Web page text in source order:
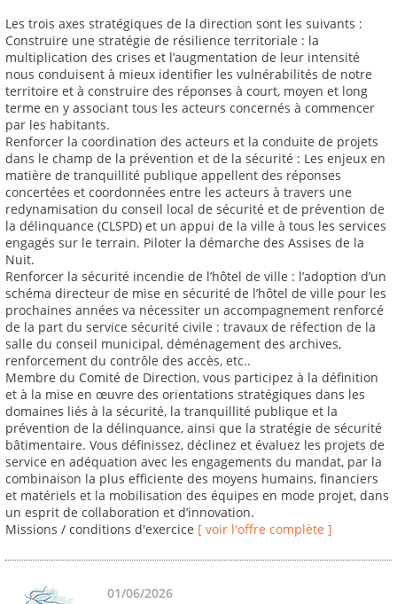
Les trois axes stratégiques de la direction sont les suivants :
Construire une stratégie de résilience territoriale : la
multiplication des crises et l’augmentation de leur intensité
nous conduisent à mieux identifier les vulnérabilités de notre
territoire et à construire des réponses à court, moyen et long
terme en y associant tous les acteurs concernés à commencer
par les habitants.
Renforcer la coordination des acteurs et la conduite de projets
dans le champ de la prévention et de la sécurité : Les enjeux en
matière de tranquillité publique appellent des réponses
concertées et coordonnées entre les acteurs à travers une
redynamisation du conseil local de sécurité et de prévention de
la délinquance (CLSPD) et un appui de la ville à tous les services
engagés sur le terrain. Piloter la démarche des Assises de la
Nuit.
Renforcer la sécurité incendie de l’hôtel de ville : l’adoption d’un
schéma directeur de mise en sécurité de l’hôtel de ville pour les
prochaines années va nécessiter un accompagnement renforcé
de la part du service sécurité civile : travaux de réfection de la
salle du conseil municipal, déménagement des archives,
renforcement du contrôle des accès, etc..
Membre du Comité de Direction, vous participez à la définition
et à la mise en œuvre des orientations stratégiques dans les
domaines liés à la sécurité, la tranquillité publique et la
prévention de la délinquance, ainsi que la stratégie de sécurité
bâtimentaire. Vous définissez, déclinez et évaluez les projets de
service en adéquation avec les engagements du mandat, par la
combinaison la plus efficiente des moyens humains, financiers
et matériels et la mobilisation des équipes en mode projet, dans
un esprit de collaboration et d’innovation.
Missions / conditions d'exercice [ voir l'offre complète ]
01/06/2026